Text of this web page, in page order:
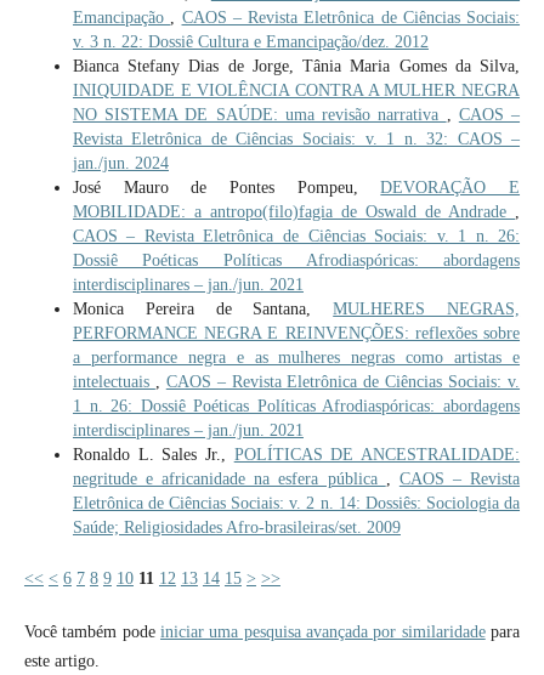
Emancipação
CAOS – Revista Eletrônica de Ciências Sociais:
v. 3 n. 22: Dossiê Cultura e Emancipação/dez. 2012
Bianca Stefany Dias de Jorge, Tânia Maria Gomes da Silva,
INIQUIDADE E VIOLÊNCIA CONTRA A MULHER NEGRA
NO SISTEMA DE SAÚDE: uma revisão narrativa
CAOS –
Revista Eletrônica de Ciências Sociais: v. 1 n. 32: CAOS –
jan./jun. 2024
José Mauro de Pontes Pompeu,DEVORAÇÃO E
MOBILIDADE: a antropo(filo)fagia de Oswald de Andrade
CAOS – Revista Eletrônica de Ciências Sociais: v. 1 n. 26:
Dossiê Poéticas Políticas Afrodiaspóricas: abordagens
interdisciplinares – jan./jun. 2021
Monica Pereira de Santana,MULHERES NEGRAS,
PERFORMANCE NEGRA E REINVENÇÕES: reflexões sobre
a performance negra e as mulheres negras como artistas e
intelectuais
CAOS – Revista Eletrônica de Ciências Sociais: v.
1 n. 26: Dossiê Poéticas Políticas Afrodiaspóricas: abordagens
interdisciplinares – jan./jun. 2021
Ronaldo L. Sales Jr., POLÍTICAS DE ANCESTRALIDADE:
negritude e africanidade na esfera pública
CAOS – Revista
Eletrônica de Ciências Sociais: v. 2 n. 14: Dossiês: Sociologia da
Saúde; Religiosidades Afro-brasileiras/set. 2009
<< < 6 7 8 9 10 11 12 13 14 15 > >>
Você também pode iniciar uma pesquisa avançada por similaridadepara
este artigo.